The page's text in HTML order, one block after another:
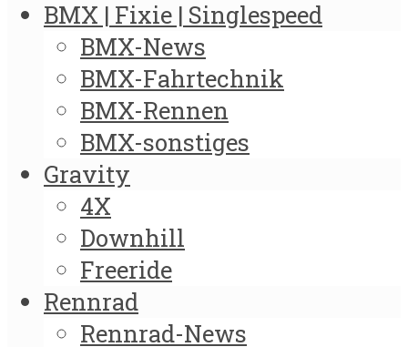
BMX | Fixie | Singlespeed
BMX-News
BMX-Fahrtechnik
BMX-Rennen
BMX-sonstiges
Gravity
4X
Downhill
Freeride
Rennrad
Rennrad-News